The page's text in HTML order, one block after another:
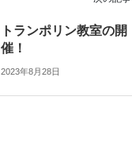
トランポリン教室の開
催！
2023年8月28日